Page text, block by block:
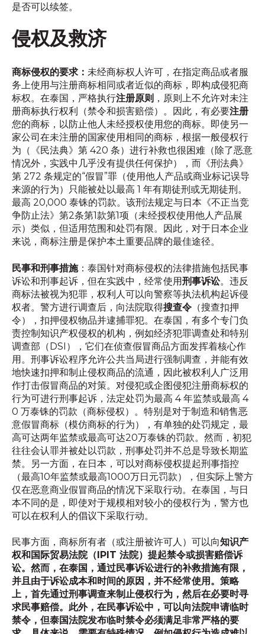
是否可以续签。
侵权及救济
商标侵权的要求： 未经商标权人许可，在指定商品或者服
务上使用与注册商标相同或者近似的商标，即构成侵犯商
标权。在泰国，严格执行注册原则 ，原则上不允许对未注
册商标执行权利（禁令和损害赔偿）。因此，有必要注册
您的商标，以防止他人未经授权使用您的商标。即使另一
家公司在未注册的国家使用相同的商标，根据一般侵权行
为（《民法典》第 420 条）进行补救也很困难（除了恶意
情况外，实践中几乎没有提供任何保护），而《刑法典》
第 272 条规定的“假冒”罪（使用他人产品或商业标记误导
来源的行为）只能被处以最高 1 年有期徒刑或无期徒刑。
最高 20,000 泰铢的罚款。该刑法规定与日本《不正当竞
争防止法》第2条第1款第1项（未经授权使用他人产品展
示）类似，但适用范围和处罚有限。因此，对于日本企业
来说，商标注册是保护本土重要品牌的最佳途径。
民事和刑事措施：泰国针对商标侵权的法律措施包括民事
诉讼和刑事起诉，但在实践中，经常使用刑事诉讼。违反
商标法被视为犯罪，权利人可以向警察等执法机构起诉侵
权者。警方进行调查后，向法院取得搜查令 （搜查扣押
令），扣押侵权物品并逮捕罪犯。在泰国，有多个专门负
责控制知识产权侵权的机构，例如经济犯罪调查处和特别
调查部（DSI），它们在侦查假冒商品方面发挥着核心作
用。刑事诉讼程序允许公共当局进行强制调查，并能有效
地快速扣押和制止侵权商品的流通，因此被权利人广泛用
作打击假冒商品的对策。对侵犯或企图侵犯注册商标权的
行为可进行刑事起诉，法定处罚为最高 4 年监禁或最高 4
0 万泰铢的罚款（商标侵权）。特别是对于制造和销售恶
意假冒商标（模仿商标的行为），有单独的处罚规定，最
高可达两年监禁或最高可达20万泰铢的罚款。然而，初犯
往往会认罪并被处以罚款，刑事处罚并不总是导致长期监
禁。另一方面，在日本，可以对商标侵权提起刑事指控
（最高10年监禁或最高1000万日元罚款），但实际上警方
仅在恶意商业假冒商品的情况下采取行动。在泰国，与日
本不同的是，即使对于规模相对较小的侵权行为，警方也
可以在权利人的倡议下采取行动。
民事方面，商标所有者（或注册被许可人）可以向知识产
权和国际贸易法院（IPIT 法院）提起禁令或损害赔偿诉
讼。然而，在泰国，通过民事诉讼进行的补救措施有限，
并且由于诉讼成本和时间的原因，并不经常使用。策略
上，首先通过刑事调查来制止侵权行为，然后在必要时寻
求民事赔偿。此外，在民事诉讼中，可以向法院申请临时
禁令，但泰国法院发布临时禁令必须满足非常严格的要